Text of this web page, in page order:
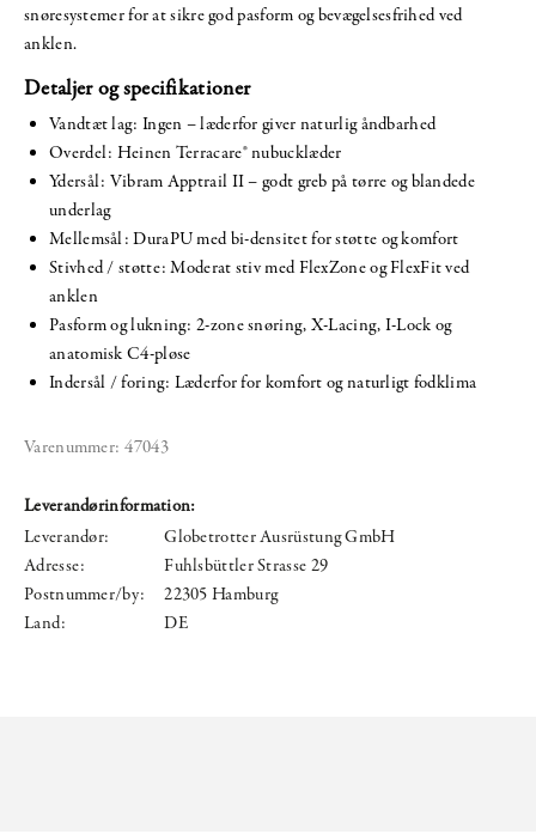
snøresystemer for at sikre god pasform og bevægelsesfrihed ved
anklen.
Detaljer og specifikationer
Vandtæt lag: Ingen – læderfor giver naturlig åndbarhed
Overdel: Heinen Terracare® nubucklæder
Ydersål: Vibram Apptrail II – godt greb på tørre og blandede
underlag
Mellemsål: DuraPU med bi-densitet for støtte og komfort
Stivhed / støtte: Moderat stiv med FlexZone og FlexFit ved
anklen
Pasform og lukning: 2-zone snøring, X-Lacing, I-Lock og
anatomisk C4-pløse
Indersål / foring: Læderfor for komfort og naturligt fodklima
Varenummer: 47043
Leverandørinformation:
Leverandør:
Globetrotter Ausrüstung GmbH
Adresse:
Fuhlsbüttler Strasse 29
Postnummer/by:
22305 Hamburg
Land:
DE